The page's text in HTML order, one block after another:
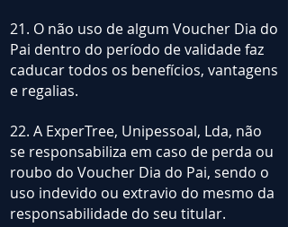
21. O não uso de algum Voucher Dia do
Pai dentro do período de validade faz
caducar todos os benefícios, vantagens
e regalias.
22. A ExperTree, Unipessoal, Lda, não
se responsabiliza em caso de perda ou
roubo do Voucher Dia do Pai, sendo o
uso indevido ou extravio do mesmo da
responsabilidade do seu titular.